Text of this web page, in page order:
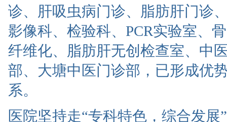
诊、肝吸虫病门诊、脂肪肝门诊
影像科、检验科、PCR实验室、
纤维化、脂肪肝无创检查室、中
部、大塘中医门诊部，已形成优
系。
医院坚持走“专科特色，综合发